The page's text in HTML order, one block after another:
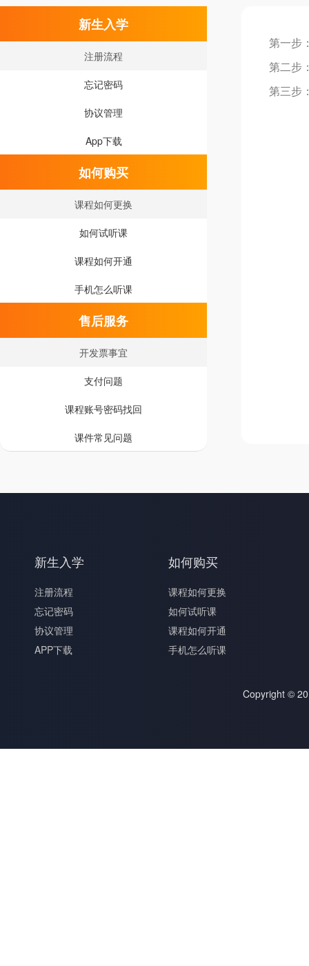
新生入学
注册流程
忘记密码
协议管理
App下载
如何购买
课程如何更换
如何试听课
课程如何开通
手机怎么听课
售后服务
开发票事宜
支付问题
课程账号密码找回
课件常见问题
第一步
第二步
第三步
新生入学
注册流程
忘记密码
协议管理
APP下载
如何购买
课程如何更换
如何试听课
课程如何开通
手机怎么听课
Copyright ©